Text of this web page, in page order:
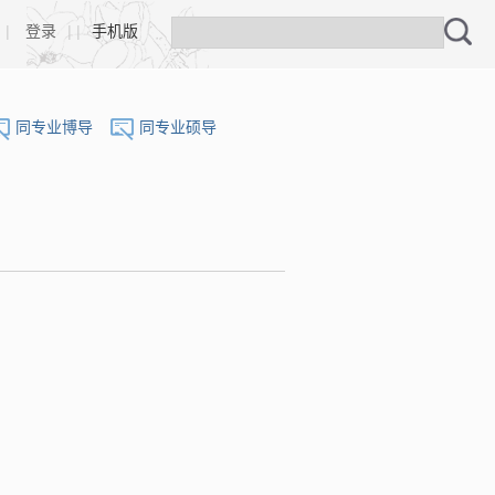
| 登录 | | 手机版
同专业博导 同专业硕导